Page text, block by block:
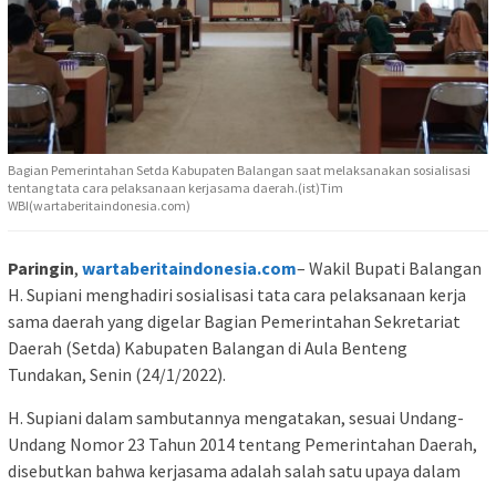
Bagian Pemerintahan Setda Kabupaten Balangan saat melaksanakan sosialisasi
tentang tata cara pelaksanaan kerjasama daerah.(ist)Tim
WBI(wartaberitaindonesia.com)
Paringin, wartaberitaindonesia.com– Wakil Bupati Balangan
H. Supiani menghadiri sosialisasi tata cara pelaksanaan kerja
sama daerah yang digelar Bagian Pemerintahan Sekretariat
Daerah (Setda) Kabupaten Balangan di Aula Benteng
Tundakan, Senin (24/1/2022).
H. Supiani dalam sambutannya mengatakan, sesuai Undang-
Undang Nomor 23 Tahun 2014 tentang Pemerintahan Daerah,
disebutkan bahwa kerjasama adalah salah satu upaya dalam